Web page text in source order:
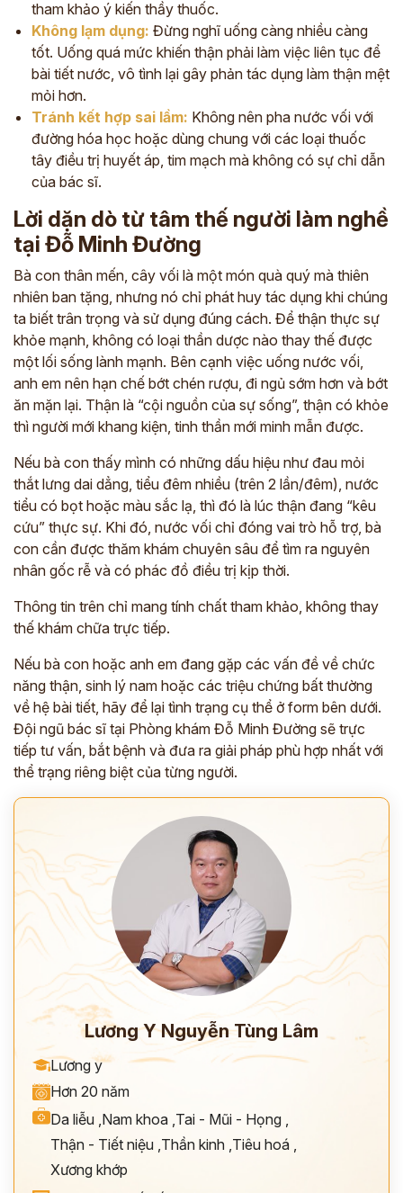
tham khảo ý kiến thầy thuốc.
Không lạm dụng: Đừng nghĩ uống càng nhiều càng
tốt. Uống quá mức khiến thận phải làm việc liên tục để
bài tiết nước, vô tình lại gây phản tác dụng làm thận mệt
mỏi hơn.
Tránh kết hợp sai lầm: Không nên pha nước vối với
đường hóa học hoặc dùng chung với các loại thuốc
tây điều trị huyết áp, tim mạch mà không có sự chỉ dẫn
của bác sĩ.
Lời dặn dò từ tâm thế người làm nghề
tại Đỗ Minh Đường
Bà con thân mến, cây vối là một món quà quý mà thiên
nhiên ban tặng, nhưng nó chỉ phát huy tác dụng khi chúng
ta biết trân trọng và sử dụng đúng cách. Để thận thực sự
khỏe mạnh, không có loại thần dược nào thay thế được
một lối sống lành mạnh. Bên cạnh việc uống nước vối,
anh em nên hạn chế bớt chén rượu, đi ngủ sớm hơn và bớt
ăn mặn lại. Thận là “cội nguồn của sự sống”, thận có khỏe
thì người mới khang kiện, tinh thần mới minh mẫn được.
Nếu bà con thấy mình có những dấu hiệu như đau mỏi
thắt lưng dai dẳng, tiểu đêm nhiều (trên 2 lần/đêm), nước
tiểu có bọt hoặc màu sắc lạ, thì đó là lúc thận đang “kêu
cứu” thực sự. Khi đó, nước vối chỉ đóng vai trò hỗ trợ, bà
con cần được thăm khám chuyên sâu để tìm ra nguyên
nhân gốc rễ và có phác đồ điều trị kịp thời.
Thông tin trên chỉ mang tính chất tham khảo, không thay
thế khám chữa trực tiếp.
Nếu bà con hoặc anh em đang gặp các vấn đề về chức
năng thận, sinh lý nam hoặc các triệu chứng bất thường
về hệ bài tiết, hãy để lại tình trạng cụ thể ở form bên dưới.
Đội ngũ bác sĩ tại Phòng khám Đỗ Minh Đường sẽ trực
tiếp tư vấn, bắt bệnh và đưa ra giải pháp phù hợp nhất với
thể trạng riêng biệt của từng người.
Lương Y Nguyễn Tùng Lâm
Lương y
Hơn 20 năm
Da liễu ,Nam khoa ,Tai - Mũi - Họng ,
Thận - Tiết niệu ,Thần kinh ,Tiêu hoá ,
Xương khớp
ĐĂNG KÝ TƯ VẤN
THĂM KHÁM
CÙNG CHUYÊN GIA Y HỌC CỔ TRUYỀN